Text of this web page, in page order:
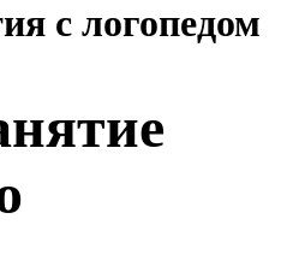
с логопедом